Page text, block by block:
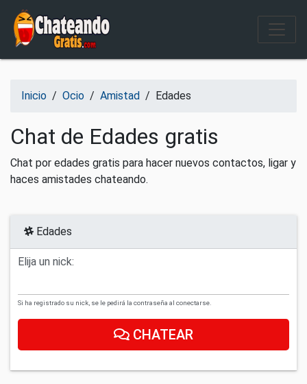
Salir del contenido
Inicio / Ocio / Amistad / Edades
Chat de Edades gratis
Chat por edades gratis para hacer nuevos contactos, ligar y
haces amistades chateando.
Edades
Elija un nick:
Si ha registrado su nick, se le pedirá la contraseña al conectarse.
CHATEAR